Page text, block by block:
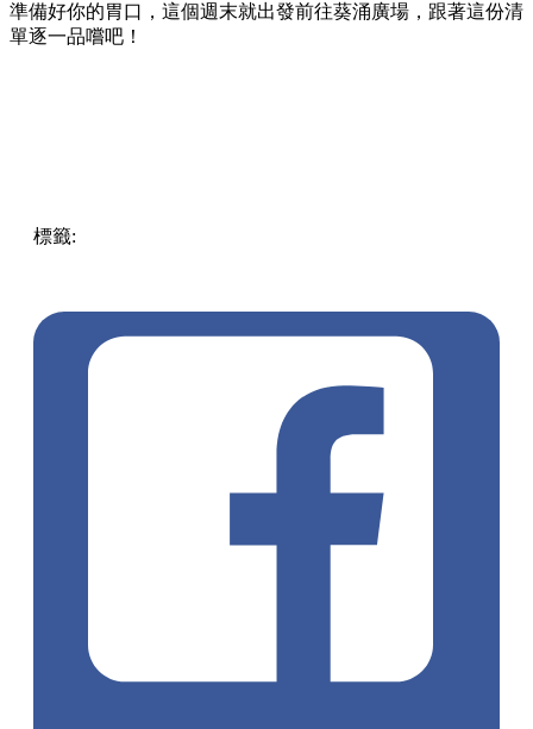
準備好你的胃口，這個週末就出發前往葵涌廣場，跟著這份清
單逐一品嚐吧！
標籤: